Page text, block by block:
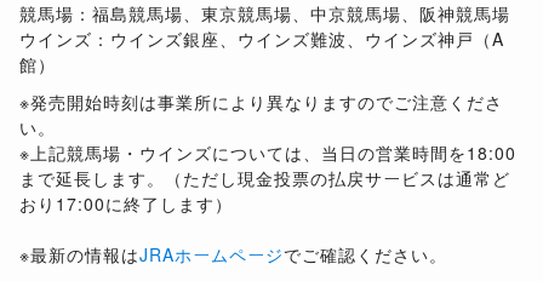
競馬場：福島競馬場、東京競馬場、中京競馬場、阪神競馬場
ウインズ：ウインズ銀座、ウインズ難波、ウインズ神戸（A
館）
※発売開始時刻は事業所により異なりますのでご注意くださ
い。
※上記競馬場・ウインズについては、当日の営業時間を18:00
まで延長します。（ただし現金投票の払戻サービスは通常ど
おり17:00に終了します）
※最新の情報はJRAホームページでご確認ください。